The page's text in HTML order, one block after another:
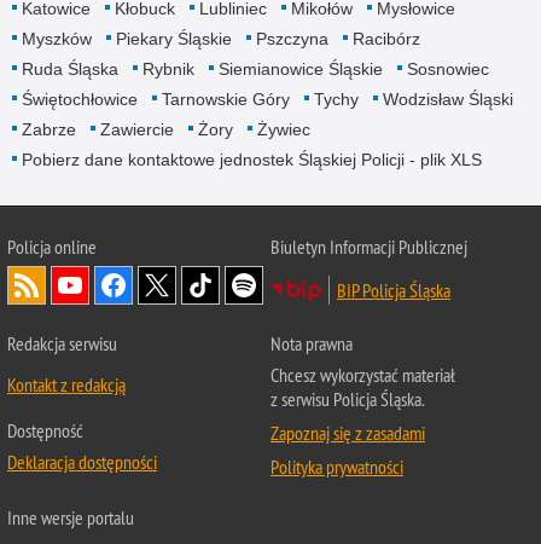
Katowice
Kłobuck Lubliniec Mikołów
Mysłowice
Myszków
Piekary Śląskie Pszczyna
Racibórz
Ruda Śląska
Rybnik Siemianowice Śląskie
Sosnowiec
Świętochłowice
Tarnowskie Góry Tychy
Wodzisław Śląski
Zabrze
Zawiercie Żory
Żywiec
Pobierz dane kontaktowe jednostek Śląskiej Policji - plik XLS
Policja online
Biuletyn Informacji Publicznej
BIP Policja Śląska
Redakcja serwisu
Kontakt z redakcją
Dostępność
Deklaracja dostępności
Nota prawna
Chcesz wykorzystać materiał
z serwisu Policja Śląska.
Zapoznaj się z zasadami
Polityka prywatności
Inne wersje portalu